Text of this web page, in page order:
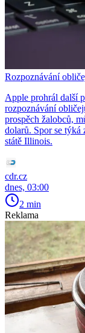
Rozpoznávání
Apple prohrál další
rozpoznávání
prospěch žalobců,
dolarů. Spor se týká
státě Illinois.
cdr.cz
dnes, 03:00
2 min
Reklama